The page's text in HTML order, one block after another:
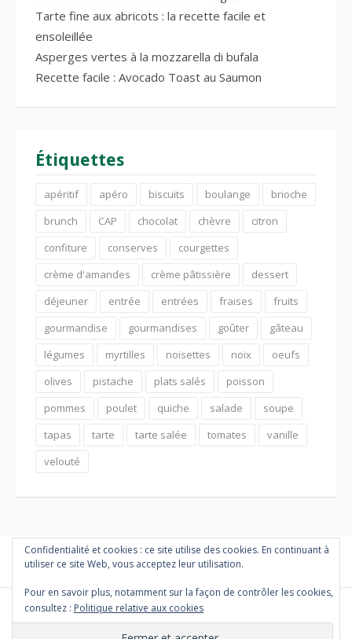
Tarte fine aux abricots : la recette facile et
ensoleillée
Asperges vertes à la mozzarella di bufala
Recette facile : Avocado Toast au Saumon
Étiquettes
apéritif apéro biscuits boulange
brioche
brunch
CAP chocolat chèvre
citron
confiture
conserves
courgettes
crème d'amandes
crème pâtissière
dessert
déjeuner
entrée entrées fraises
fruits
gourmandise
gourmandises goûter
gâteau
légumes
myrtilles noisettes noix
oeufs
olives
pistache plats salés
poisson
pommes
poulet quiche salade
soupe
tapas
tarte tarte salée tomates
vanille
velouté
Copyright © 2026 PETITES MARMITES ET COMPAGNIE. Tous droits
Confidentialité et cookies : ce site utilise des cookies. En continuant à
utiliser ce site Web, vous acceptez leur utilisation.
Pour en savoir plus, notamment sur la façon de contrôler les cookies,
consultez : Politique relative aux cookies